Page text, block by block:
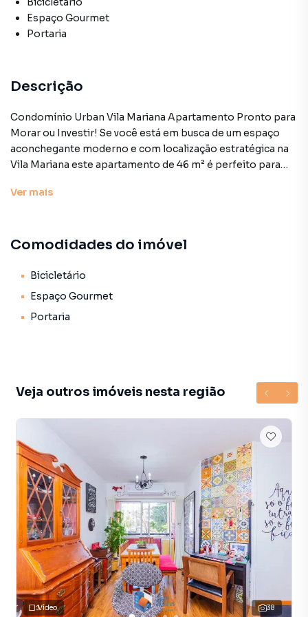
Espaço Gourmet
Portaria
Descrição
Condomínio Urban Vila Mariana Apartamento Pronto para
Morar ou Investir! Se você está em busca de um espaço
aconchegante moderno e com localização estratégica na
Vila Mariana este apartamento de 46 m² é perfeito para
praticidade e fácil acesso a tudo o que São Paulo tem de
de Estar Integrada com Cozinha Americana – moderna e
ambiente planejado para você relaxar receber amigos ou
até mesmo trabalhar. Banheiro Reformado – com
dia a dia. Lavanderia – espaço ideal para tanque e máquina
Condomínio Urban Vila Mariana: O Urban oferece uma
infraestrutura completa e segurança para quem deseja
viver com tranquilidade e praticidade. A poucos passos do
metrô e cercado por uma variedade de comércios serviços
e opções gastronômicas para todos os gostos. Por que é
o apartamento certo para você? Mobilidade Total:
pertinho do metrô facilita o deslocamento para qualquer
lugar da cidade. Excelente para Investidores: alta demanda
de locação na região retorno garantido! Viva com
Comodidade: aproveite o comércio diversificado e o
ambiente seguro da Vila Mariana. Agende uma visita e
venha conhecer seu próximo lar ou seu novo investimento.
Preço e disponibilidade do imóvel sujeitos a alteração sem
aviso prévio.
Ver mais
Comodidades do imóvel
Bicicletário
Espaço Gourmet
Portaria
Veja outros imóveis nesta região
38
Vídeo